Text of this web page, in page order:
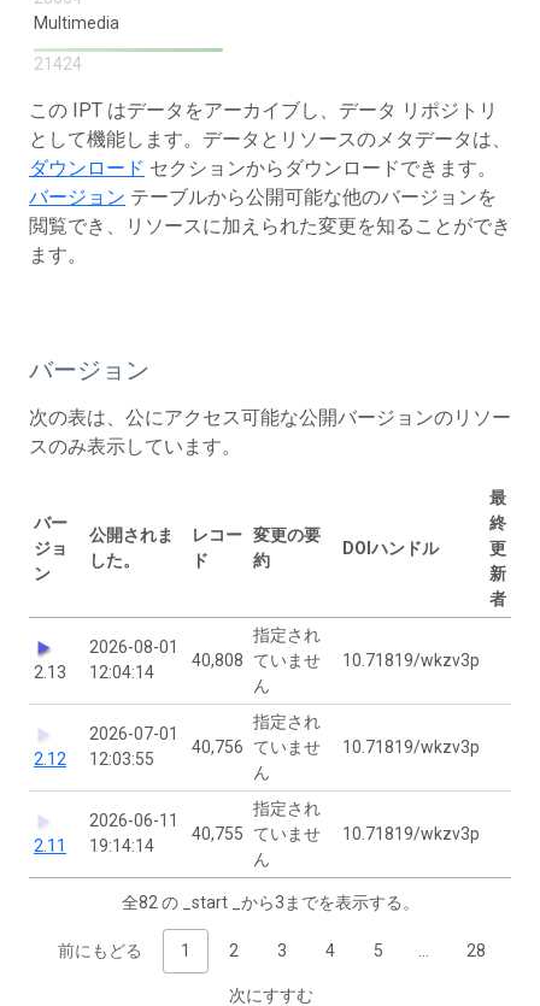
Multimedia
21424
この IPT はデータをアーカイブし、データ リポジトリ
として機能します。データとリソースのメタデータは、
ダウンロード セクションからダウンロードできます。
バージョン テーブルから公開可能な他のバージョンを
閲覧でき、リソースに加えられた変更を知ることができ
ます。
バージョン
次の表は、公にアクセス可能な公開バージョンのリソー
スのみ表示しています。
バー
ジョ
ン
公開されま
した。
レコー
ド
変更の要
約
DOIハンドル
最
終
更
新
者
2.13
2026-08-01
12:04:14
40,808
指定され
ていませ
ん
10.71819/wkzv3p
2.12
2026-07-01
12:03:55
40,756
指定され
ていませ
ん
10.71819/wkzv3p
2.11
2026-06-11
19:14:14
40,755
指定され
ていませ
ん
10.71819/wkzv3p
全82 の _start _から3までを表示する。
前にもどる 1 2 3 4 5 28
次にすすむ